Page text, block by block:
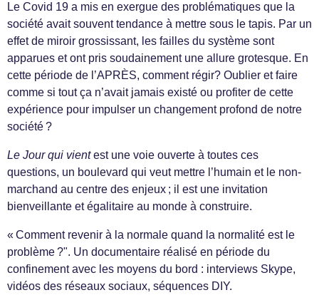
Le Covid 19 a mis en exergue des problématiques que la
société avait souvent tendance à mettre sous le tapis. Par un
effet de miroir grossissant, les failles du système sont
apparues et ont pris soudainement une allure grotesque. En
cette période de l’APRÈS, comment régir? Oublier et faire
comme si tout ça n’avait jamais existé ou profiter de cette
expérience pour impulser un changement profond de notre
société ?
Le Jour qui vientest une voie ouverte à toutes ces
questions, un boulevard qui veut mettre l’humain et le non-
marchand au centre des enjeux ; il est une invitation
bienveillante et égalitaire au monde à construire.
« Comment revenir à la normale quand la normalité est le
problème ?". Un documentaire réalisé en période du
confinement avec les moyens du bord : interviews Skype,
vidéos des réseaux sociaux, séquences DIY.